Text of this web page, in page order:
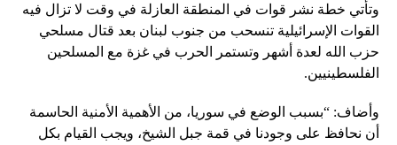
وتأتي خطة نشر قوات في المنطقة العازلة في وقت لا تزال فيه
القوات الإسرائيلية تنسحب من جنوب لبنان بعد قتال مسلحي
حزب الله لعدة أشهر وتستمر الحرب في غزة مع المسلحين
الفلسطينيين.
وأضاف: “بسبب الوضع في سوريا، من الأهمية الأمنية الحاسمة
أن نحافظ على وجودنا في قمة جبل الشيخ، ويجب القيام بكل